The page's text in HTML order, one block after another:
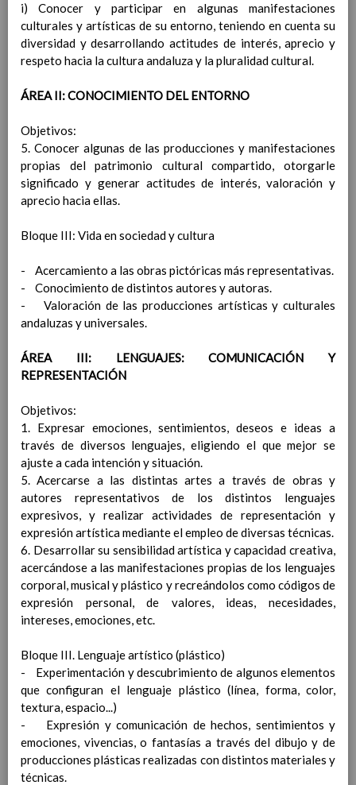
CapÃ­tulo II. Competencias y funciones sobre
prevenciÃ³n de riesgos.
TÃTULO IX. OTRAS DISPOSICIONES
GENERALES.
CapÃ­tulo II. La convivencia en el Centro.
Proyecto de GestiÃ³n
Criterios para la elaboraciÃ³n del presupuesto
anual del centro y para la distribuciÃ³n de los
ingresos entre las distintas partidas de gasto.
Etapas en la confecciÃ³n de un proyecto
DistribuciÃ³n de los ingresos entre las
distintas partidas de gasto.
Criterios para la gestiÃ³n de las sustituciones de
las ausencias del profesorado.
las instalaciones y del equipamiento escolar.
ConservaciÃ³n y renovaciÃ³n de las
equipamiento escolar.
Criterios para la obtenciÃ³n de ingresos derivados
de la prestaciÃ³n de servicios distintos de los
gravados por tasas, asÃ­ como otros fondos
procedentes de entes pÃºblicos, privados o
particulares. T
Procedimientos para la elaboraciÃ³n del inventario
anual general del centro.
Criterios para una gestiÃ³n sostenible de los
recursos del centro y de los residuos que, en todo
caso, serÃ¡ eficiente y compatible con la
conservaciÃ³n del medio ambiente.
ANEXOS
Protocolo de ActuaciÃ³n COVID19 01 septiembre 2021
IntroducciÃ³n 1 septiembre 2021
ComposiciÃ³n de la comisiÃ³n especÃ­fica
COVID-19
01 septiembre 2021
Actuaciones previas a la apertura del
centro
01 septiembre 2021
i) Conocer y participar en algunas manifestaciones
culturales y artísticas de su entorno, teniendo en cuenta su
diversidad y desarrollando actitudes de interés, aprecio y
respeto hacia la cultura andaluza y la pluralidad cultural.
ÁREA II: CONOCIMIENTO DEL ENTORNO
Objetivos:
5. Conocer algunas de las producciones y manifestaciones
propias del patrimonio cultural compartido, otorgarle
significado y generar actitudes de interés, valoración y
aprecio hacia ellas.
Bloque III: Vida en sociedad y cultura
- Acercamiento a las obras pictóricas más representativas.
- Conocimiento de distintos autores y autoras.
- Valoración de las producciones artísticas y culturales
andaluzas y universales.
ÁREA III: LENGUAJES: COMUNICACIÓN Y
REPRESENTACIÓN
Objetivos:
1. Expresar emociones, sentimientos, deseos e ideas a
través de diversos lenguajes, eligiendo el que mejor se
ajuste a cada intención y situación.
5. Acercarse a las distintas artes a través de obras y
autores representativos de los distintos lenguajes
expresivos, y realizar actividades de representación y
expresión artística mediante el empleo de diversas técnicas.
6. Desarrollar su sensibilidad artística y capacidad creativa,
acercándose a las manifestaciones propias de los lenguajes
corporal, musical y plástico y recreándolos como códigos de
expresión personal, de valores, ideas, necesidades,
intereses, emociones, etc.
Bloque III. Lenguaje artístico (plástico)
- Experimentación y descubrimiento de algunos elementos
que configuran el lenguaje plástico (línea, forma, color,
textura, espacio...)
- Expresión y comunicación de hechos, sentimientos y
emociones, vivencias, o fantasías a través del dibujo y de
producciones plásticas realizadas con distintos materiales y
técnicas.